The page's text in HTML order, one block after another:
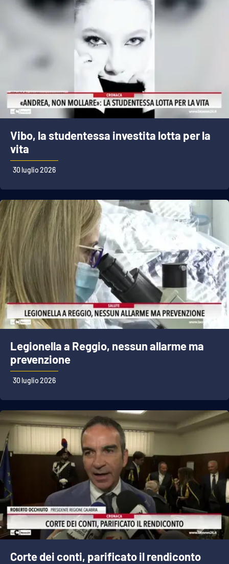
Vibo, la studentessa investita lotta per la
vita
30 luglio 2026
Legionella a Reggio, nessun allarme ma
prevenzione
30 luglio 2026
Corte dei conti, parificato il rendiconto